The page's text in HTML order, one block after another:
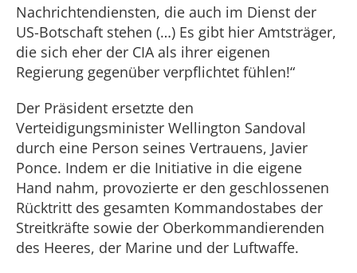
Nachrichtendiensten, die auch im Dienst der
US-Botschaft stehen (…) Es gibt hier Amtsträger,
die sich eher der CIA als ihrer eigenen
Regierung gegenüber verpflichtet fühlen!“
Der Präsident ersetzte den
Verteidigungsminister Wellington Sandoval
durch eine Person seines Vertrauens, Javier
Ponce. Indem er die Initiative in die eigene
Hand nahm, provozierte er den geschlossenen
Rücktritt des gesamten Kommandostabes der
Streitkräfte sowie der Oberkommandierenden
des Heeres, der Marine und der Luftwaffe.